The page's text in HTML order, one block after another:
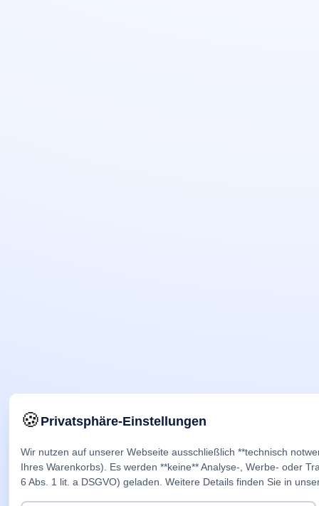
🍪Privatsphäre-Einstellungen
Wir nutzen auf unserer Webseite ausschließlich **technisch
Ihres Warenkorbs). Es werden **keine** Analyse-, Werbe- oder
6 Abs. 1 lit. a DSGVO) geladen. Weitere Details finden Sie in